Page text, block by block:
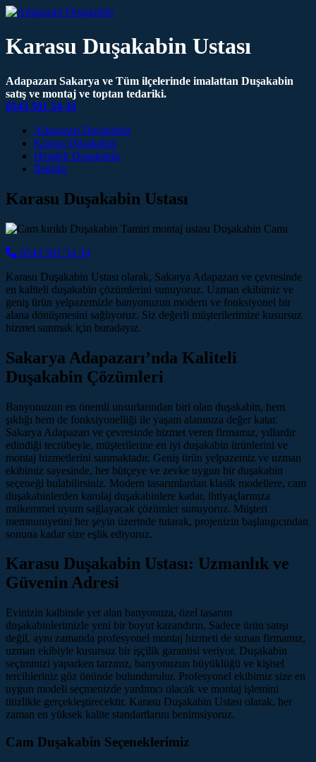
Karasu Duşakabin Ustası
Adapazarı Sakarya ve Tüm ilçelerinde imalattan Duşakabin
satış ve montaj ve toptan tedariki.
0543 501 54 34
Main Navigation
Adapazarı Duşakabin
Karasu Duşakabin
Hendek Duşakabin
İletişim
Karasu Duşakabin Ustası
0543 501 54 34
Karasu Duşakabin Ustası olarak, Sakarya Adapazarı ve çevresinde
en kaliteli duşakabin çözümlerini sunuyoruz. Uzman ekibimiz ve
geniş ürün yelpazemizle banyonuzun modern ve fonksiyonel bir
alana dönüşmesini sağlıyoruz. Siz değerli müşterilerimize kusursuz
hizmet sunmak için buradayız.
Sakarya Adapazarı’nda Kaliteli
Duşakabin Çözümleri
Banyonuzun en önemli unsurlarından biri olan duşakabin, hem
şıklığı hem de fonksiyonelliği ile yaşam alanınıza değer katar.
Sakarya Adapazarı ve çevresinde hizmet veren firmamız, yıllardır
edindiği tecrübeyle, müşterilerine en iyi duşakabin ürünlerini ve
montaj hizmetlerini sunmaktadır. Geniş ürün yelpazemiz ve uzman
ekibimiz sayesinde, her bütçeye ve zevke uygun bir duşakabin
seçeneği bulabilirsiniz. Modern tasarımlardan klasik modellere, cam
duşakabinlerden karolaj duşakabinlere kadar, ihtiyaçlarınıza
mükemmel uyum sağlayacak çözümler sunuyoruz. Müşteri
memnuniyetini her şeyin üzerinde tutarak, projenizin başlangıcından
sonuna kadar size eşlik ediyoruz.
Karasu Duşakabin Ustası: Uzmanlık ve
Güvenin Adresi
Evinizin kalbinde yer alan banyonuza, özel tasarım
duşakabinlerimizle yeni bir boyut kazandırın. Sadece ürün satışı
değil, aynı zamanda profesyonel montaj hizmeti de sunan firmamız,
uzman ekibiyle kusursuz bir işçilik garantisi veriyor. Duşakabin
seçiminizi yaparken tarzınız, banyonuzun büyüklüğü ve kişisel
tercihleriniz göz önünde bulundurulur. Profesyonel ekibimiz size en
uygun modeli seçmenizde yardımcı olacak ve montaj işlemini
titizlikle gerçekleştirecektir. Karasu Duşakabin Ustası olarak, her
zaman en yüksek kalite standartlarını benimsiyoruz.
Cam Duşakabin Seçeneklerimiz